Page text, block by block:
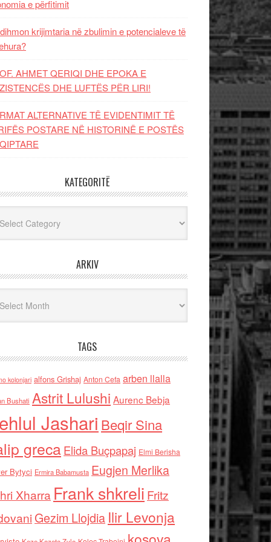
e përfitimit
krijimtaria në zbulimin e potencialeve të
AHMET QERIQI DHE EPOKA E
DHE LUFTЁS PЁR LIRI!
ALTERNATIVE TË EVIDENTIMIT TË
POSTARE NË HISTORINË E POSTËS
KATEGORITË
ARKIV
TAGS
kolonjari alfons Grishaj Anton Cefa arben llalla
Bushati Astrit Lulushi Aurenc Bebja
Jashari Beqir Sina
grecaElida Buçpapaj Elmi Berisha
Bytyci Ermira Babamusta Eugjen Merlika
Xharra Frank shkreli Fritz
Gezim Llojdia Ilir Levonja